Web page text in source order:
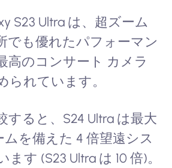
S23 Ultra は、超ズーム
でも優れたパフォーマン
高のコンサート カメラ
られています。
すると、S24 Ultra は最大
ムを備えた 4 倍望遠シス
す (S23 Ultra は 10 倍)。